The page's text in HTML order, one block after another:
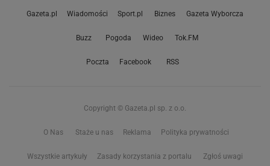
Gazeta.pl Wiadomości Sport.pl Biznes Gazeta Wyborcza
Buzz Pogoda Wideo Tok.FM
Poczta Facebook RSS
Copyright © Gazeta.pl sp. z o.o.
O Nas Staże u nas Reklama Polityka prywatności
Wszystkie artykuły Zasady korzystania z portalu Zgłoś uwagi